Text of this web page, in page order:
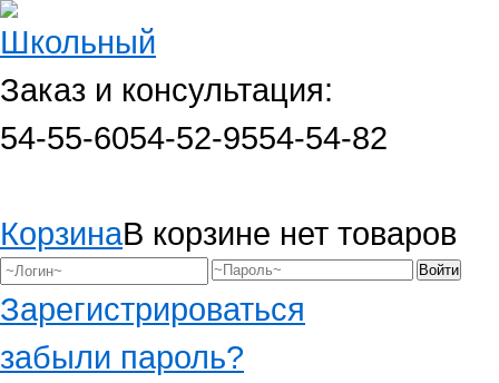
Заказ и консультация:
54-55-6054-52-9554-54-82
КорзинаВ корзине нет товаров
Зарегистрироваться
забыли пароль?